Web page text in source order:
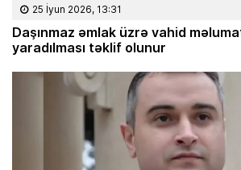
25 İyun 2026, 13:31
Daşınmaz əmlak üzrə vahid
yaradılması təklif olunur